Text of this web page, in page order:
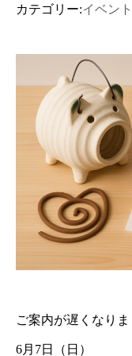
カテゴリー:イベン
ご案内が遅くなり
6月7日（日）